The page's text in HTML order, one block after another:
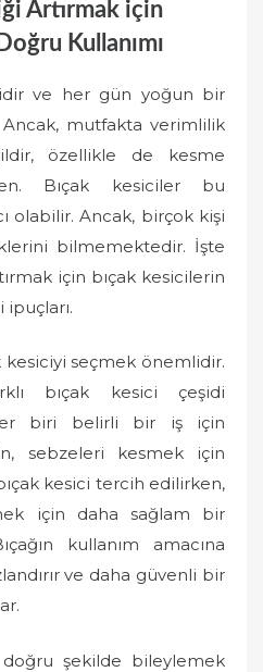
Artırmak için
Kullanımı
ve her gün yoğun bir
mutfakta verimlilik
özellikle de kesme
Bıçak kesiciler bu
olabilir. Ancak, birçok kişi
bilmemektedir. İşte
için bıçak kesicilerin
ipuçları.
kesiciyi seçmek önemlidir.
bıçak kesici çeşidi
biri belirli bir iş için
sebzeleri kesmek için
kesici tercih edilirken,
için daha sağlam bir
kullanım amacına
ve daha güvenli bir
doğru şekilde bileylemek